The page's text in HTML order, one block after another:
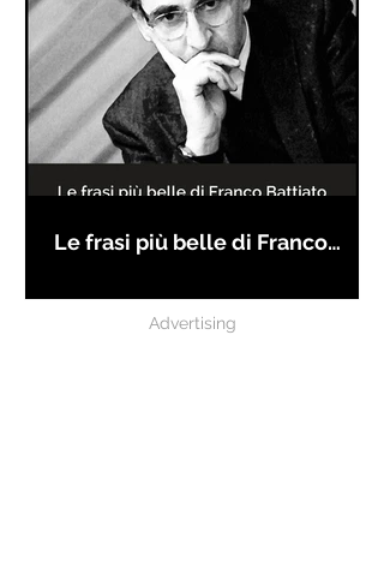
Le frasi più belle di Franco
Advertising